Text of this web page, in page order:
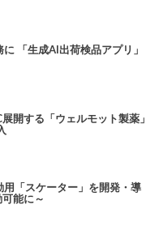
「生成AI出荷検品アプリ」
開する「ウェルモット製薬」
「スケーター」を開発・導
能に～